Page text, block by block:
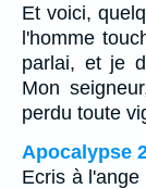
Et voici,
l'homme
parlai, et je
Mon
perdu toute
Apocalypse
Ecris à